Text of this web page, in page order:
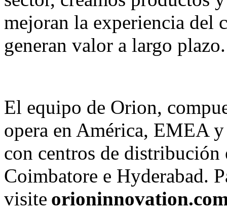
mejoran la experiencia del
generan valor a largo plazo.
El equipo de Orion,
opera en América, EMEA
con centros de
Coimbatore e Hyderabad.
visite